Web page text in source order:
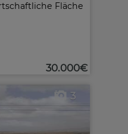
Fläche
30.000€
3